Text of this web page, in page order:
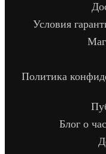
Условия
Политика
Блог о